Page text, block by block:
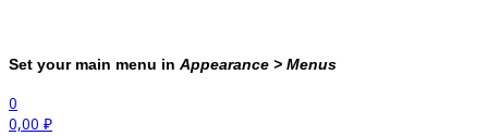
Set your main menu in Appearance > Menus
0
0,00 ₽